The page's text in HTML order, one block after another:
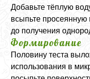
Добавьте тёплую
всыпьте просеянную
до получения
Формирование
Половину теста
использования в